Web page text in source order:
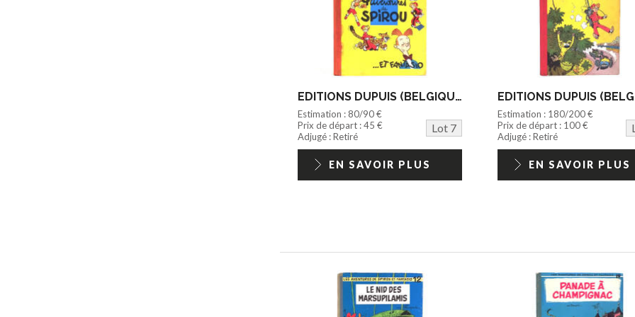
EDITIONS DUPUIS (BELGIQUE) (1)
Estimation : 80/90 €
Prix de départ : 45 €
Lot 7
Adjugé : Retiré
EN SAVOIR PLUS
Estimation : 180/200 €
Prix de départ : 100 €
Adjugé : Retiré
EN SAVOIR PLUS